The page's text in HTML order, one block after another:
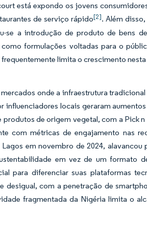
está expondo os jovens
de serviço rápido[2]. Além
se a introdução de produto de bens
formulações voltadas para o
limita o crescimento
onde a infraestrutura
influenciadores locais geraram
de origem vegetal, com a Pick
com métricas de engajamento nas
em novembro de 2024, alavancou
em vez de um formato
para diferenciar suas plataformas
com a penetração de
fragmentada da Nigéria limita o